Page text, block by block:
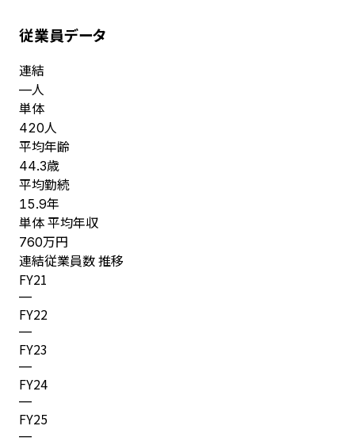
従業員データ
連結
—人
単体
420人
平均年齢
44.3歳
平均勤続
15.9年
単体 平均年収
760万円
連結従業員数 推移
FY21
—
FY22
—
FY23
—
FY24
—
FY25
—